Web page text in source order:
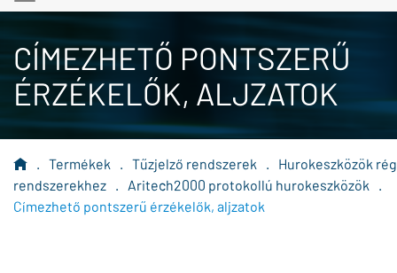
CÍMEZHETŐ PONTSZERŰ
ÉRZÉKELŐK, ALJZATOK
. Termékek . Tűzjelző rendszerek .
Hurokeszközök
rendszerekhez . Aritech2000 protokollú hurokeszközök
.
Címezhető pontszerű érzékelők, aljzatok